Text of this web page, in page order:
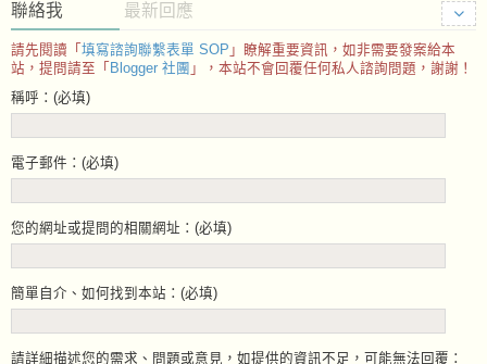
聯絡我 最新回應
請先閱讀「 填寫諮詢聯繫表單 SOP 」瞭解重要資訊，如非需要發案給本
站，提問請至「 Blogger 社團 」，本站不會回覆任何私人諮詢問題，謝謝！
稱呼：(必填)
電子郵件：(必填)
您的網址或提問的相關網址：(必填)
簡單自介、如何找到本站：(必填)
請詳細描述您的需求、問題或意見，如提供的資訊不足，可能無法回覆：